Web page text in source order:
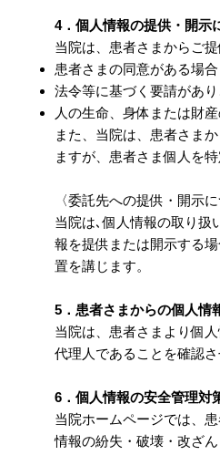
4．個人情報の提供・開示
当院は、患者さまからご
患者さまの同意がある場合
法令等に基づく要請があ
人の生命、身体または財
また、当院は、患者さま
ますが、患者さま個人を
〈委託先への提供・開示に
当院は､個人情報の取り扱
報を提供または開示する
置を講じます。
5．患者さまからの個人情
当院は、患者さまより個
代理人であることを確認
6．個人情報の安全管理対
当院ホームページでは、
情報の紛失・破壊・改ざ